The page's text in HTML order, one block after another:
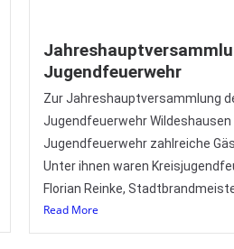
Jugendfeuerwehr
Zur Jahreshauptversammlung
Jugendfeuerwehr Wildeshausen
Jugendfeuerwehr zahlreiche
Unter ihnen waren
Florian Reinke,
Read More